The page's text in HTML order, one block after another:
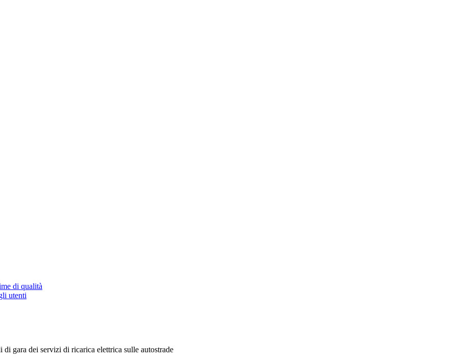
di qualità
utenti
gara dei servizi di ricarica elettrica sulle autostrade